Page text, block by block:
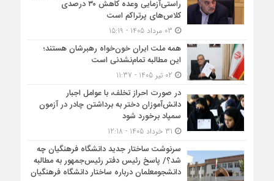
راستی‌آزمایی وعده کاهش ۳۰ درصدی
کلاس‌های پرتراکم است
همه ملت ایران خون‌خواه رهبرشان هستند؛
این مطالبه تمام‌نشدنی است
در صورت احراز تخلف، با عوامل اجبار
دانش‌آموزان دختر به برداشتن چادر در آزمون
سمپاد برخورد شود
سرنوشت ساختار جدید دانشگاه فرهنگیان چه
شد؟/ پاسخ رئیس دفتر رئیس‌جمهور به مطالبه
دانشجومعلمان درباره ساختار دانشگاه فرهنگیان